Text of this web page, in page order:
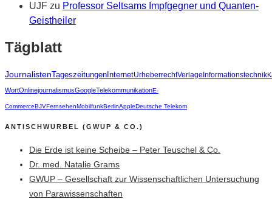
UJF zu Professor Seltsams Impfgegner und Quanten-
Geistheiler
Tägblatt
JournalistenTageszeitungen InternetUrheberrechtVerlage Informationstechnik
WortOnlinejournalismusGoogleTelekommunikationE-
CommerceBJVFernsehenMobilfunkBerlinAppleDeutsche Telekom
ANTISCHWURBEL (GWUP & CO.)
Die Erde ist keine Scheibe – Peter Teuschel & Co.
Dr. med. Natalie Grams
GWUP – Gesellschaft zur Wissenschaftlichen Untersuchung
von Parawissenschaften